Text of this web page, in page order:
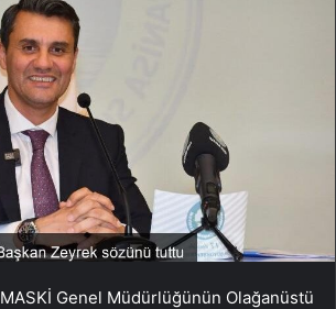
MASKİ Genel Müdürlüğünün Olağanüstü